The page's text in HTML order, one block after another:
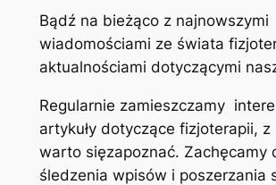
Bądź na bieżąco z najnowszymi
wiadomościami ze świata
aktualnościami dotyczącymi
Regularnie zamieszczamy
artykuły dotyczące fizjoterapii, z
warto sięzapoznać. Zachęcamy
śledzenia wpisów i poszerzania